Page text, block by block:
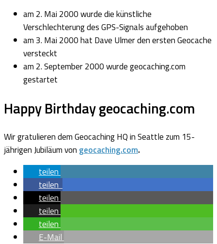
am 2. Mai 2000 wurde die künstliche
Verschlechterung des GPS-Signals aufgehoben
am 3. Mai 2000 hat Dave Ulmer den ersten Geocache
versteckt
am 2. September 2000 wurde geocaching.com
gestartet
Happy Birthday geocaching.com
Wir gratulieren dem Geocaching HQ in Seattle zum 15-
jährigen Jubiläum von geocaching.com.
teilen
teilen
teilen
teilen
teilen
E-Mail